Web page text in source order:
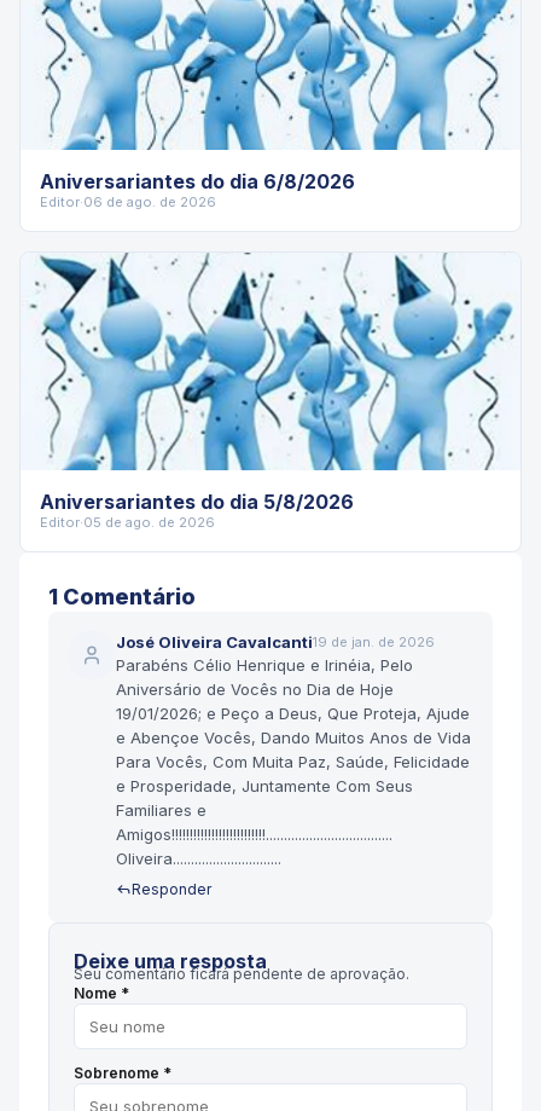
Aniversariantes do dia 6/8/2026
Editor·06 de ago. de 2026
Aniversariantes do dia 5/8/2026
Editor·05 de ago. de 2026
1 Comentário
José Oliveira Cavalcanti19 de jan. de 2026
Parabéns Célio Henrique e Irinéia, Pelo
Aniversário de Vocês no Dia de Hoje
19/01/2026; e Peço a Deus, Que Proteja, Ajude
e Abençoe Vocês, Dando Muitos Anos de Vida
Para Vocês, Com Muita Paz, Saúde, Felicidade
e Prosperidade, Juntamente Com Seus
Familiares e
Amigos!!!!!!!!!!!!!!!!!!!!!!!!!!...................................
Oliveira..............................
Responder
Deixe uma resposta
Seu comentário ficará pendente de aprovação.
Nome *
Sobrenome *